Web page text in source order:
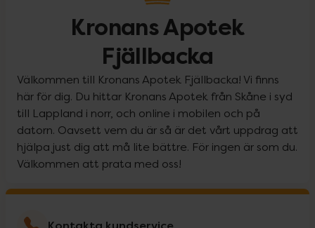
Kronans Apotek
Fjällbacka
Välkommen till Kronans Apotek Fjällbacka! Vi finns
här för dig. Du hittar Kronans Apotek från Skåne i syd
till Lappland i norr, och online i mobilen och på
datorn. Oavsett vem du är så är det vårt uppdrag att
hjälpa just dig att må lite bättre. För ingen är som du.
Välkommen att prata med oss!